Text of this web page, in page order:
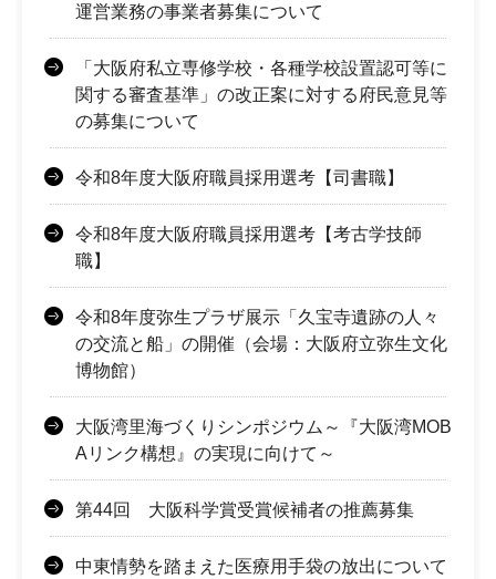
運営業務の事業者募集について
「大阪府私立専修学校・各種学校設置認可等に
関する審査基準」の改正案に対する府民意見等
の募集について
令和8年度大阪府職員採用選考【司書職】
令和8年度大阪府職員採用選考【考古学技師
職】
令和8年度弥生プラザ展示「久宝寺遺跡の人々
の交流と船」の開催（会場：大阪府立弥生文化
博物館）
大阪湾里海づくりシンポジウム～『大阪湾MOB
Aリンク構想』の実現に向けて～
第44回 大阪科学賞受賞候補者の推薦募集
中東情勢を踏まえた医療用手袋の放出について